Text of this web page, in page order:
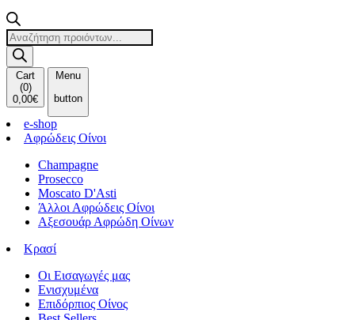
Products
search
Cart
(0)
0,00€
Menu
button
e-shop
Αφρώδεις Οίνοι
Champagne
Prosecco
Moscato D'Asti
Άλλοι Αφρώδεις Οίνοι
Αξεσουάρ Αφρώδη Οίνων
Κρασί
Οι Εισαγωγές μας
Ενισχυμένα
Επιδόρπιος Οίνος